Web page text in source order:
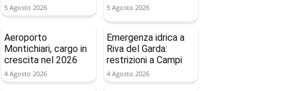
5 Agosto 2026 5 Agosto 2026
Aeroporto
Montichiari, cargo in
crescita nel 2026
4 Agosto 2026
Emergenza idrica a
Riva del Garda:
restrizioni a Campi
4 Agosto 2026